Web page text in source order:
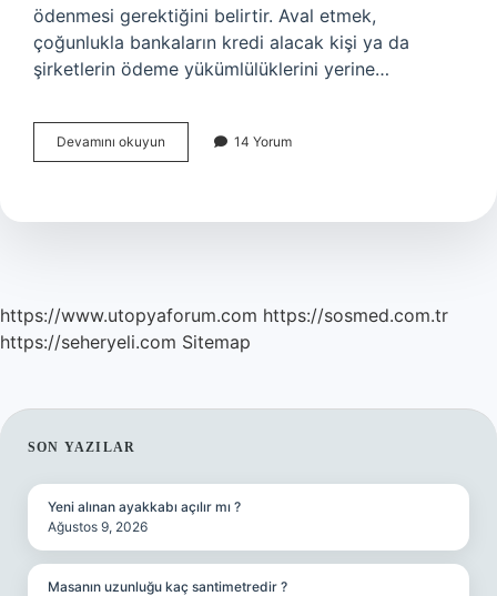
ödenmesi gerektiğini belirtir. Aval etmek,
çoğunlukla bankaların kredi alacak kişi ya da
şirketlerin ödeme yükümlülüklerini yerine…
Devamını okuyun
etmek
14 Yorum
https://www.utopyaforum.com https://sosmed.com.tr
https://seheryeli.com Sitemap
SIDEBAR
SON YAZILAR
Yeni alınan ayakkabı açılır mı ?
Ağustos 9, 2026
Masanın uzunluğu kaç santimetredir ?